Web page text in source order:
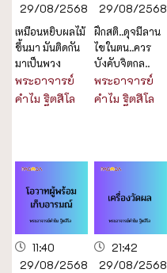
29/08/2568
เหมือนหยิบผลไม้
ขึ้นมา มันติดกัน
มาเป็นพวง
พระอาจารย์
คำไม ฐิตสีโล
29/08/2568
ฝึกสติ..ดุจมีลาน
ไขในตน..ควร
บังคับจิตกล..
พระอาจารย์
คำไม ฐิตสีโล
11:40
29/08/2568
21:42
29/08/2568